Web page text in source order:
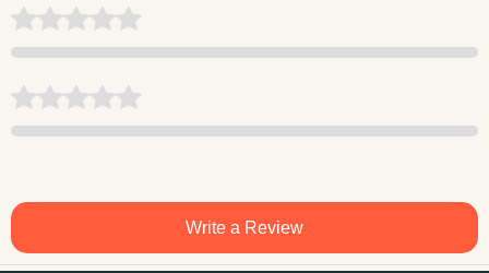
Write a Review